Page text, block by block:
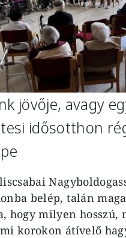
jövője, avagy
idősotthon
belép, talán
hogy milyen hosszú,
korokon átívelő